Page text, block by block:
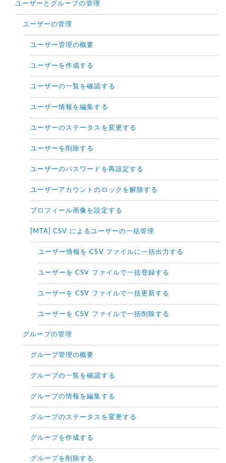
ユーザーとグループの管理
ユーザーの管理
ユーザー管理の概要
ユーザーを作成する
ユーザーの一覧を確認する
ユーザー情報を編集する
ユーザーのステータスを変更する
ユーザーを削除する
ユーザーのパスワードを再設定する
ユーザーアカウントのロックを解除する
プロフィール画像を設定する
[MTA] CSV によるユーザーの一括管理
ユーザー情報を CSV ファイルに一括出力する
ユーザーを CSV ファイルで一括登録する
ユーザーを CSV ファイルで一括更新する
ユーザーを CSV ファイルで一括削除する
グループの管理
グループ管理の概要
グループの一覧を確認する
グループの情報を編集する
グループのステータスを変更する
グループを作成する
グループを削除する